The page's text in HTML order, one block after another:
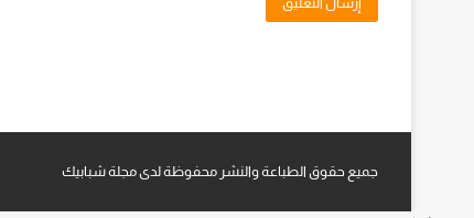
جميع حقوق الطباعة والنشر محفوظة لدى مجلة شبابيك